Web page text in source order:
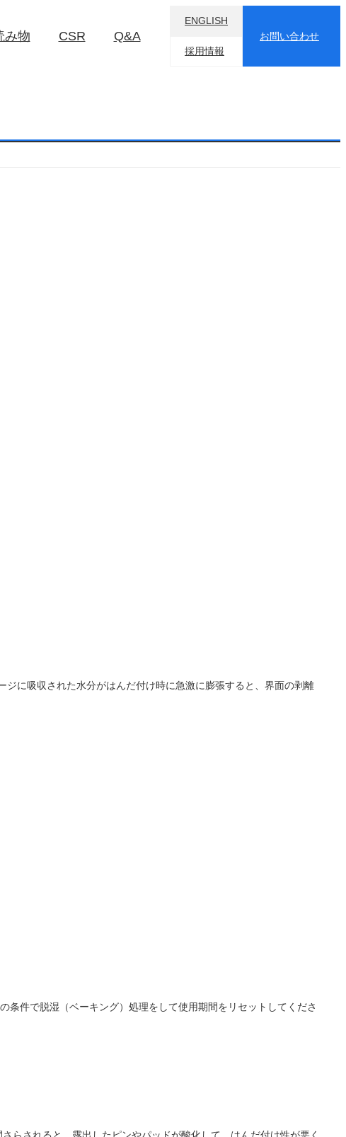
み物 CSR Q&A
ENGLISH
採用情報
お問い合わせ
に吸収された水分がはんだ付け時に急激に膨張すると、界面の剥離
件で脱湿（ベーキング）処理をして使用期間をリセットしてくださ